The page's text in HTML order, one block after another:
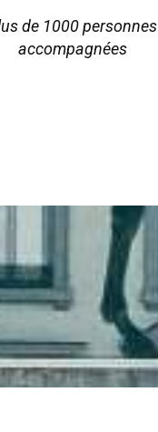
de 1000 personnes
accompagnées